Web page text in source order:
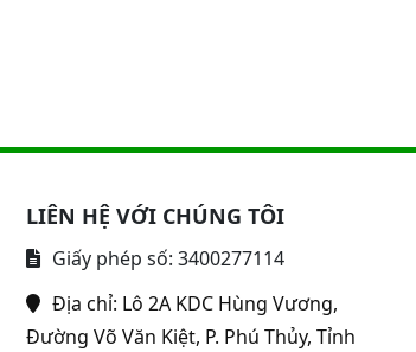
LIÊN HỆ VỚI CHÚNG TÔI
Giấy phép số: 3400277114
Địa chỉ: Lô 2A KDC Hùng Vương,
Đường Võ Văn Kiệt, P. Phú Thủy, Tỉnh